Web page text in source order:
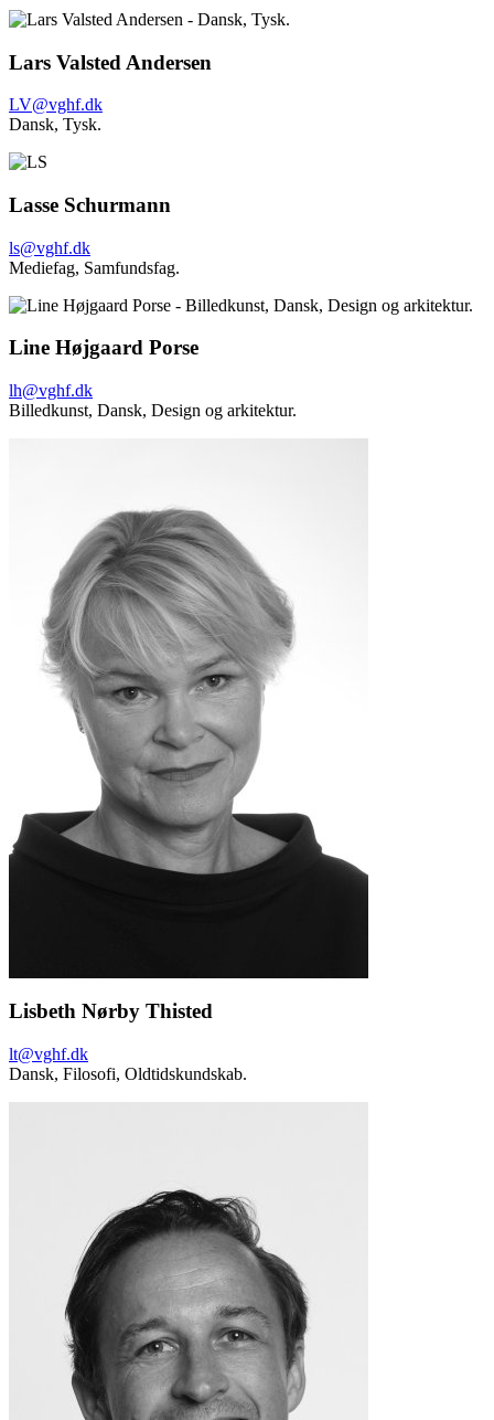
Lars Valsted Andersen
LV@vghf.dk
Dansk, Tysk.
Lasse Schurmann
ls@vghf.dk
Mediefag, Samfundsfag.
Line Højgaard Porse
lh@vghf.dk
Billedkunst, Dansk, Design og arkitektur.
Lisbeth Nørby Thisted
lt@vghf.dk
Dansk, Filosofi, Oldtidskundskab.